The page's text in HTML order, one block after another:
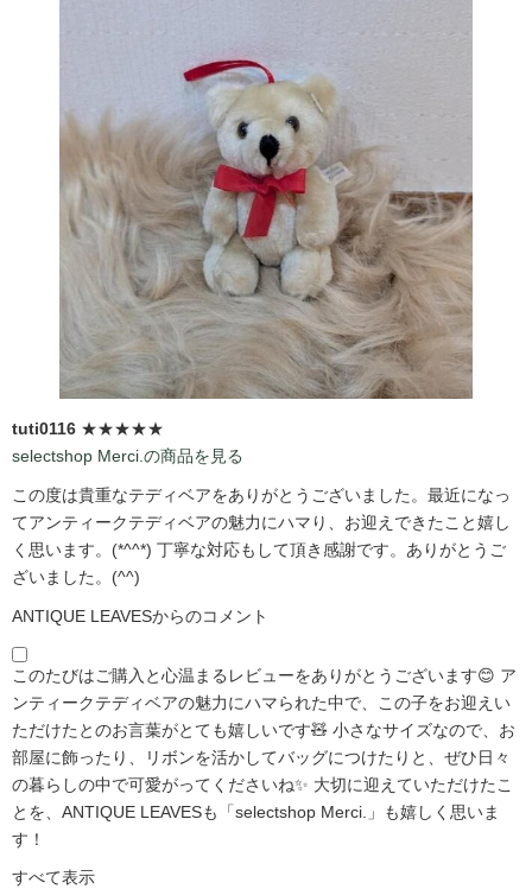
tuti0116 ★★★★★
selectshop Merci.の商品を見る
この度は貴重なテディベアをありがとうございました。最近になっ
てアンティークテディベアの魅力にハマり、お迎えできたこと嬉し
く思います。(*^^*) 丁寧な対応もして頂き感謝です。ありがとうご
ざいました。(^^)
ANTIQUE LEAVESからのコメント
このたびはご購入と心温まるレビューをありがとうございます😊 ア
ンティークテディベアの魅力にハマられた中で、この子をお迎えい
ただけたとのお言葉がとても嬉しいです🧸 小さなサイズなので、お
部屋に飾ったり、リボンを活かしてバッグにつけたりと、ぜひ日々
の暮らしの中で可愛がってくださいね✨ 大切に迎えていただけたこ
とを、ANTIQUE LEAVESも「selectshop Merci.」も嬉しく思いま
す！
すべて表示